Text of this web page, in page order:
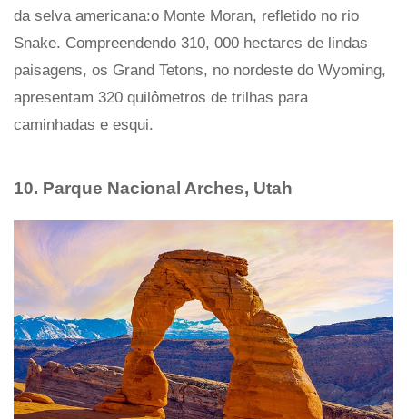
da selva americana:o Monte Moran, refletido no rio
Snake. Compreendendo 310, 000 hectares de lindas
paisagens, os Grand Tetons, no nordeste do Wyoming,
apresentam 320 quilômetros de trilhas para
caminhadas e esqui.
10. Parque Nacional Arches, Utah